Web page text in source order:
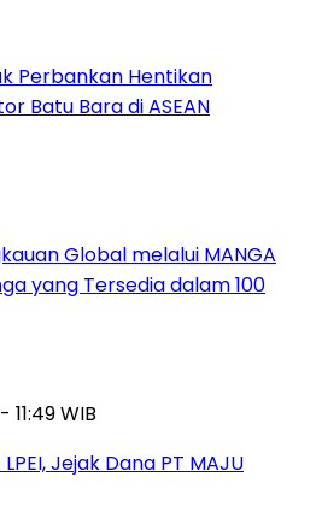
Perbankan Hentikan
Batu Bara di ASEAN
Global melalui MANGA
yang Tersedia dalam 100
11:49 WIB
Jejak Dana PT MAJU